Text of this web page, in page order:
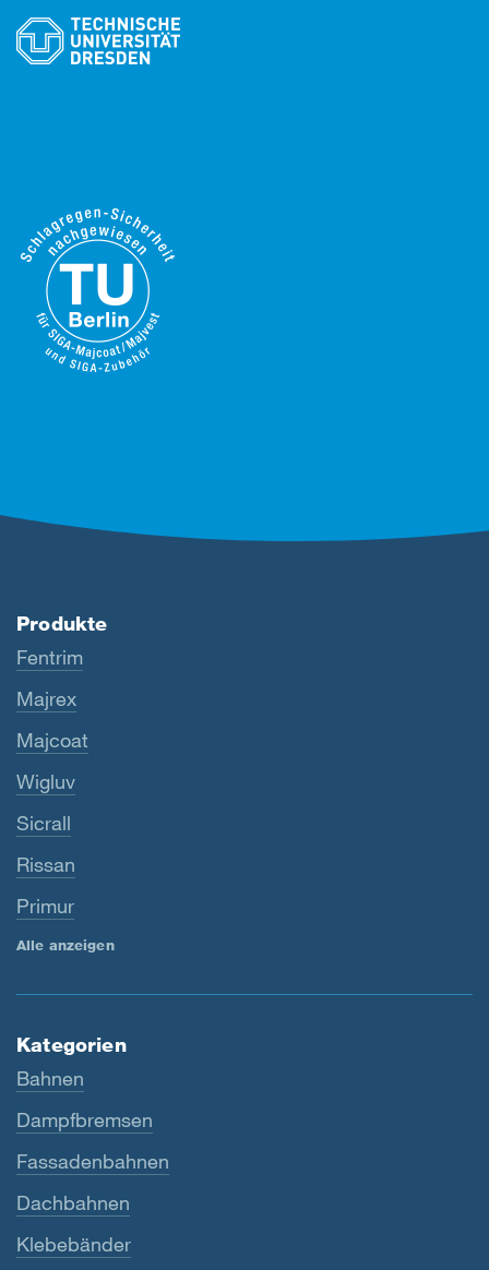
Produkte
Fentrim
Majrex
Majcoat
Wigluv
Sicrall
Rissan
Primur
Alle anzeigen
Kategorien
Bahnen
Dampfbremsen
Fassadenbahnen
Dachbahnen
Klebebänder